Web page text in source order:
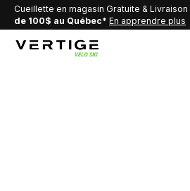
Cueillette en magasin Gratuite & Livraison
de 100$ au Québec* En apprendre plus